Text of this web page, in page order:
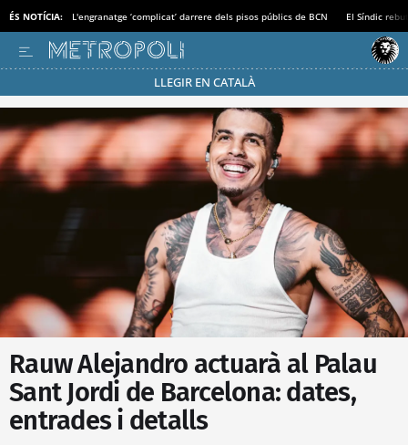
ÉS NOTÍCIA: L'engranatge ‘complicat’ darrere dels pisos públics de BCN El Síndic
LLEGIR EN CATALÀ
Passa’t al mode estalvi
Rauw Alejandro actuarà al Palau
Sant Jordi de Barcelona: dates,
entrades i detalls